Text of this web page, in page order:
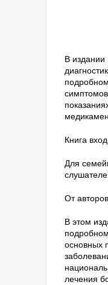
В издании
Книга
Для
От
В этом
основных
лечения